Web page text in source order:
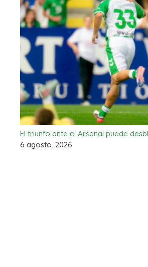
El triunfo ante el Arsenal puede
6 agosto, 2026